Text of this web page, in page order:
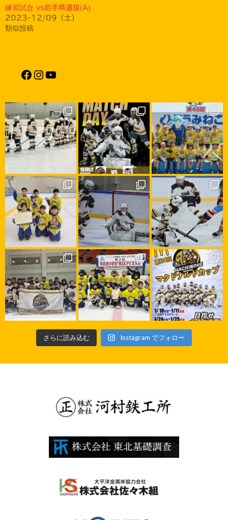
練習試合 vs岩手県選抜(A)
2023-12/09（土）
類似投稿
Facebook
Instagram
YouTube
さらに読み込む Instagram でフォロー